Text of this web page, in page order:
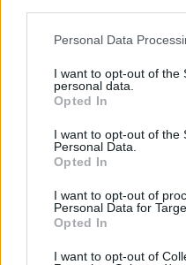
Personal Data
I want to opt-out of the
personal data.
Opted In
I want to opt-out of the
Personal Data.
Opted In
I want to opt-out of
Personal Data for
Opted In
I want to opt-out of
Θέσεις Εργασίας ανά
Θέσεις Εργασίας ανά Εταιρεία
Κέντρο Βοήθειας
Υπηρεσίες υποψηφίων